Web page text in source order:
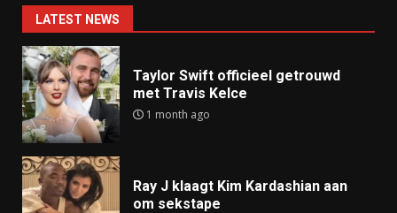
LATEST NEWS
Taylor Swift officieel getrouwd
met Travis Kelce
1 month ago
Ray J klaagt Kim Kardashian aan
om sekstape